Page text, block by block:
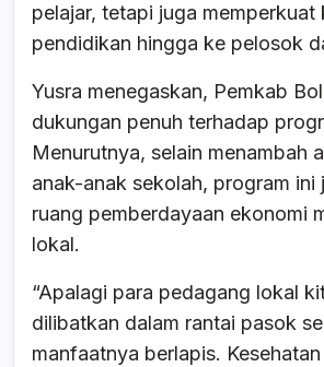
pelajar, tetapi juga memperkuat
pendidikan hingga ke pelosok
Yusra menegaskan, Pemkab
dukungan penuh terhadap
Menurutnya, selain menambah
anak-anak sekolah, program ini
ruang pemberdayaan ekonomi
lokal.
“Apalagi para pedagang lokal
dilibatkan dalam rantai pasok
manfaatnya berlapis.